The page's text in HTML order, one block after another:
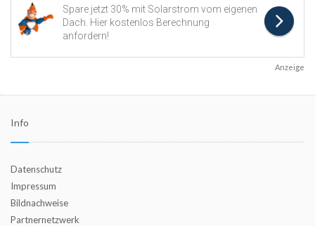
Anzeige
Info
Datenschutz
Impressum
Bildnachweise
Partnernetzwerk